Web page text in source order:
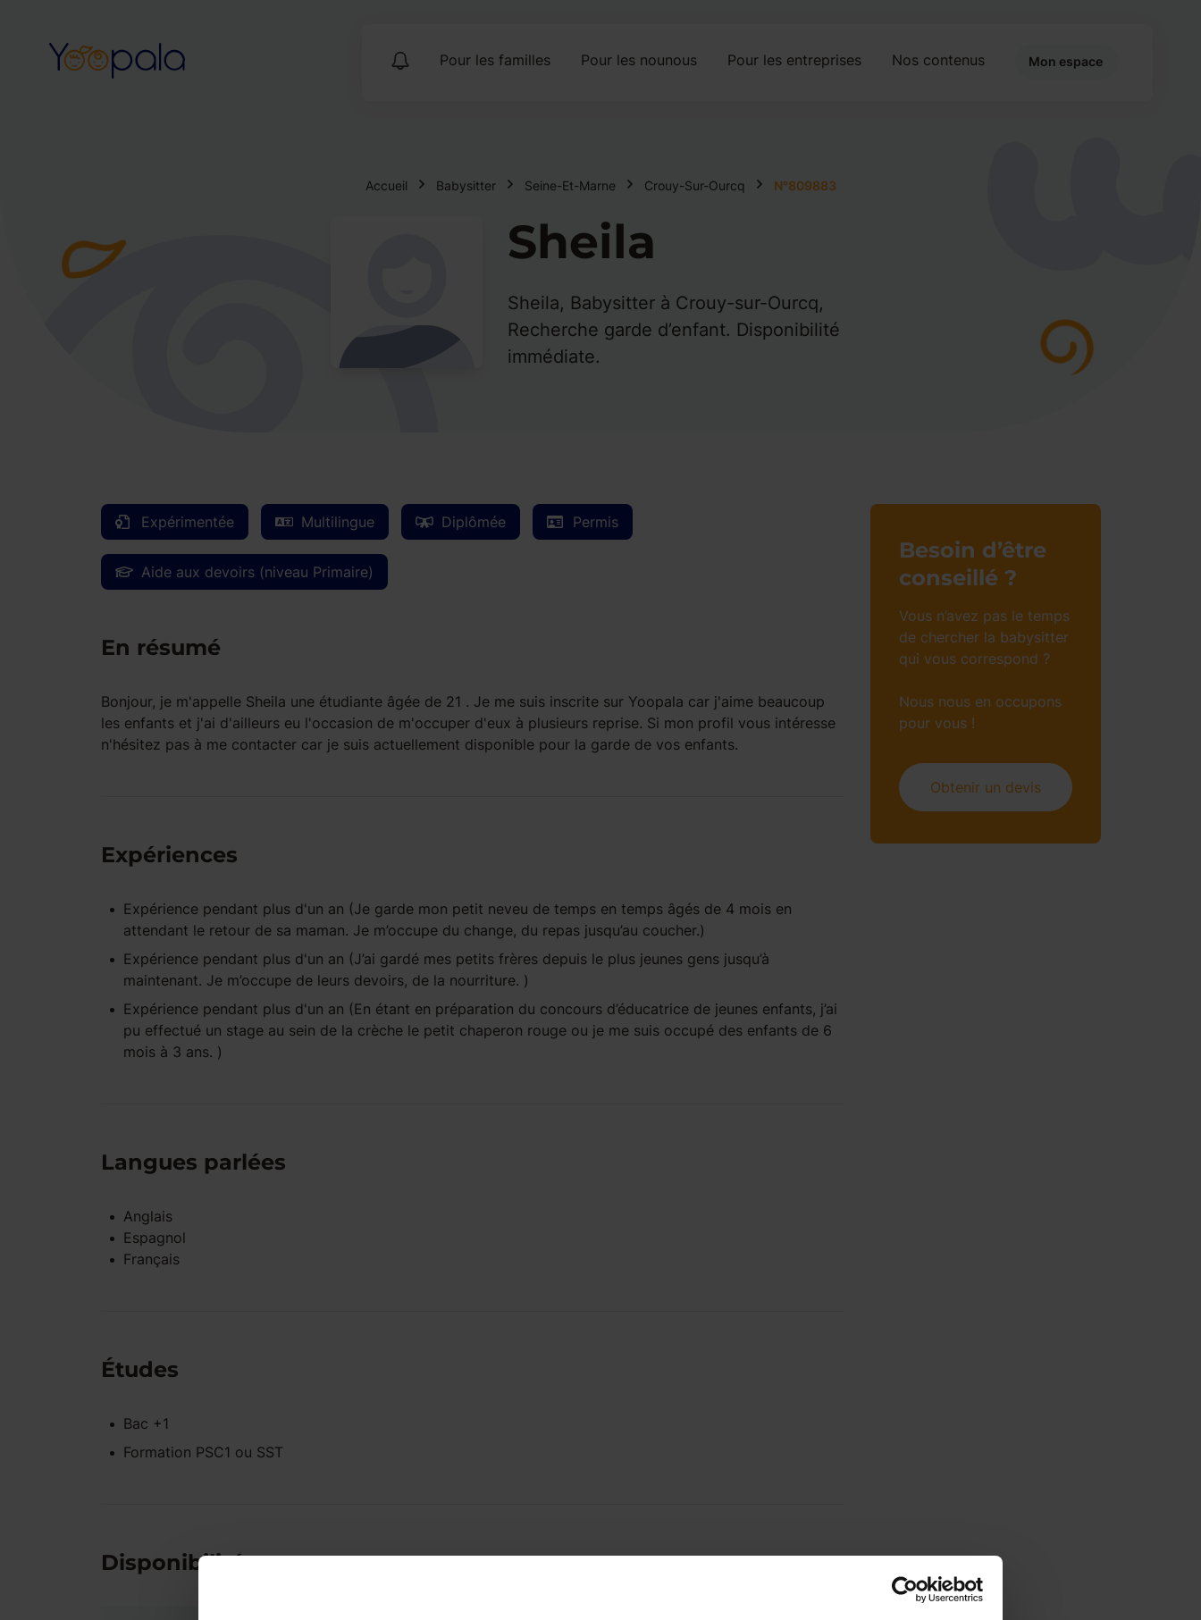
Pour les familles Pour les nounous Pour les entreprises Nos contenus Mon espace
Accueil Babysitter Seine-Et-Marne Crouy-Sur-Ourcq N°809883
Sheila
Sheila, Babysitter à Crouy-sur-Ourcq,
Recherche garde d’enfant. Disponibilité
immédiate.
Expérimentée Multilingue Diplômée Permis
Aide aux devoirs (niveau Primaire)
En résumé
Bonjour, je m'appelle Sheila une étudiante âgée de 21 . Je me suis inscrite sur Yoopala car j'aime beaucoup
les enfants et j'ai d'ailleurs eu l'occasion de m'occuper d'eux à plusieurs reprise. Si mon profil vous intéresse
n'hésitez pas à me contacter car je suis actuellement disponible pour la garde de vos enfants.
Expériences
Expérience pendant plus d'un an (Je garde mon petit neveu de temps en temps âgés de 4 mois en
attendant le retour de sa maman. Je m’occupe du change, du repas jusqu’au coucher.)
Expérience pendant plus d'un an (J’ai gardé mes petits frères depuis le plus jeunes gens jusqu’à
maintenant. Je m’occupe de leurs devoirs, de la nourriture. )
Expérience pendant plus d'un an (En étant en préparation du concours d’éducatrice de jeunes enfants, j’ai
pu effectué un stage au sein de la crèche le petit chaperon rouge ou je me suis occupé des enfants de 6
mois à 3 ans. )
Langues parlées
Anglais
Espagnol
Français
Études
Bac +1
Formation PSC1 ou SST
Disponibilités
Besoin d’être
conseillé ?
Vous n’avez pas le temps
de chercher la babysitter
qui vous correspond ?
Nous nous en occupons
pour vous !
Obtenir un devis